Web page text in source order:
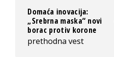
Domaća inovacija:
„Srebrna maska“ novi
borac protiv korone
prethodna vest